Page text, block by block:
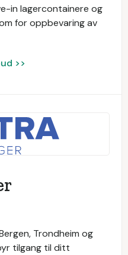
in lagercontainere og
for oppbevaring av
>>
Trondheim og
tilgang til ditt